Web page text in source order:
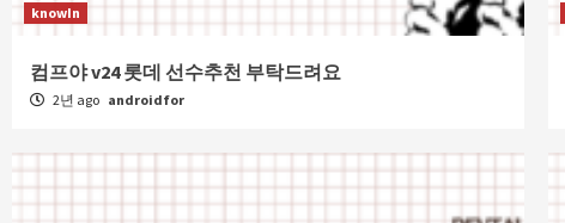
knowIn
컴프야 v24 롯데 선수추천 부탁드려요
2년 ago androidfor